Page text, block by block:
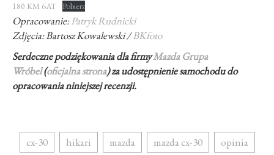
180 KM 6AT
Pobierz
Opracowanie:Patryk Rudnicki
Zdjęcia: Bartosz Kowalewski /BKfoto
Serdeczne podziękowania dla firmyMazda Grupa
Wróbel(oficjalna strona) za udostępnienie samochodu do
opracowania niniejszej recenzji.
cx-30 hikari mazda mazda cx-30
opinia